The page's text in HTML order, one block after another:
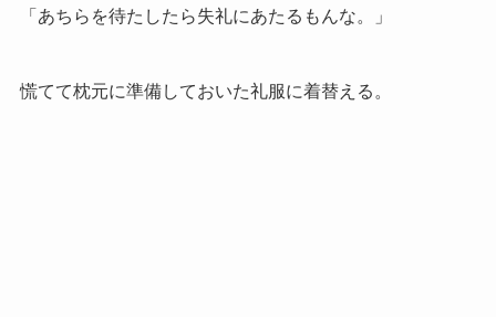
「あちらを待たしたら失礼にあたるもんな。」
慌てて枕元に準備しておいた礼服に着替える。